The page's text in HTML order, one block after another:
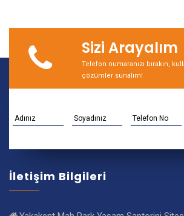
Sizi Arayalım
Telefon numaranızı bırakın,
çözümler sunalım!
İletişim Bilgileri